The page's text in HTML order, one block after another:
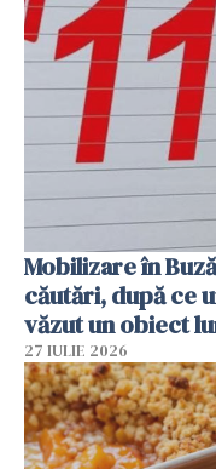
Mobilizare în
căutări, după ce
văzut un obiect
27 IULIE 2026